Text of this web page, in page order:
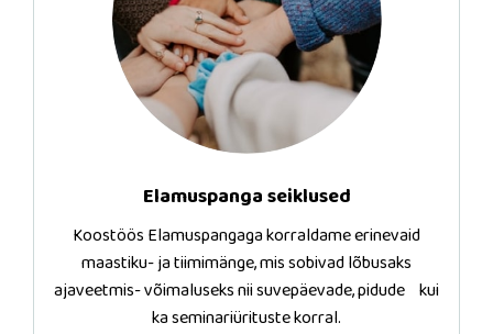
Elamuspanga seiklused
Koostöös Elamuspangaga korraldame erinevaid
maastiku- ja tiimimänge, mis sobivad lõbusaks
ajaveetmis- võimaluseks nii suvepäevade, pidude kui
ka seminariürituste korral.